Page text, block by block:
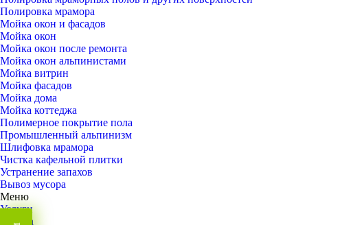
Полировка мрамора
Мойка окон и фасадов
Мойка окон
Мойка окон после ремонта
Мойка окон альпинистами
Мойка витрин
Мойка фасадов
Мойка дома
Мойка коттеджа
Полимерное покрытие пола
Промышленный альпинизм
Шлифовка мрамора
Чистка кафельной плитки
Устранение запахов
Вывоз мусора
Меню
Услуги
Уборка